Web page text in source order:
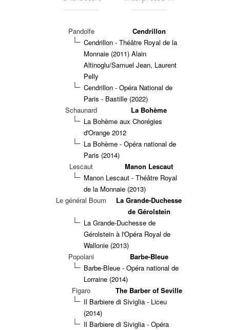
Pandolfe
Cendrillon
Cendrillon - Théâtre Royal de la
Monnaie (2011) Alain
Altinoglu/Samuel Jean, Laurent
Pelly
Cendrillon - Opéra National de
Paris - Bastille (2022)
Schaunard
La Bohème
La Bohème aux Chorégies
d'Orange 2012
La Bohème - Opéra national de
Paris (2014)
Lescaut
Manon Lescaut
Manon Lescaut - Théâtre Royal
de la Monnaie (2013)
Le général Boum
La Grande-Duchesse
de Gérolstein
La Grande-Duchesse de
Gérolstein à l'Opéra Royal de
Wallonie (2013)
Popolani
Barbe-Bleue
Barbe-Bleue - Opéra national de
Lorraine (2014)
Figaro
The Barber of Seville
Il Barbiere di Siviglia - Liceu
(2014)
Il Barbiere di Siviglia - Opéra